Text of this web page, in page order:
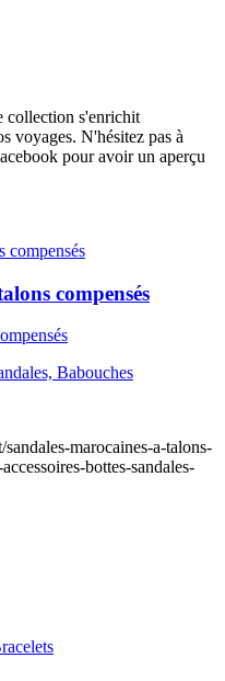
collection s'enrichit
voyages. N'hésitez pas à
pour avoir un aperçu
compensés
Babouches
marocaines-a-talons-
bottes-sandales-